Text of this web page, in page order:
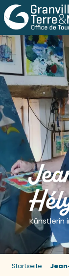
Künstlerin
Startseite